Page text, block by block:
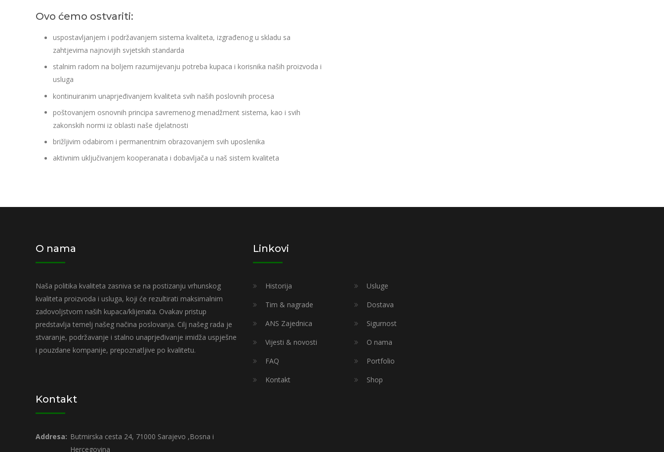
Ovo ćemo ostvariti:
uspostavljanjem i podržavanjem sistema kvaliteta, izgrađenog u skladu sa
zahtjevima najnovijih svjetskih standarda
stalnim radom na boljem razumijevanju potreba kupaca i korisnika naših proizvoda i
usluga
kontinuiranim unaprjeđivanjem kvaliteta svih naših poslovnih procesa
poštovanjem osnovnih principa savremenog menadžment sistema, kao i svih
zakonskih normi iz oblasti naše djelatnosti
brižljivim odabirom i permanentnim obrazovanjem svih uposlenika
aktivnim uključivanjem kooperanata i dobavljača u naš sistem kvaliteta
O nama
Naša politika kvaliteta zasniva se na postizanju vrhunskog
kvaliteta proizvoda i usluga, koji će rezultirati maksimalnim
zadovoljstvom naših kupaca/klijenata. Ovakav pristup
predstavlja temelj našeg načina poslovanja. Cilj našeg rada je
stvaranje, podržavanje i stalno unaprjeđivanje imidža uspješne
i pouzdane kompanije, prepoznatljive po kvalitetu.
Linkovi
Historija
Usluge
Tim & nagrade
Dostava
ANS Zajednica
Sigurnost
Vijesti & novosti
O nama
FAQ
Portfolio
Kontakt
Shop
Kontakt
Addresa: Butmirska cesta 24, 71000 Sarajevo ,Bosna i
Hercegovina